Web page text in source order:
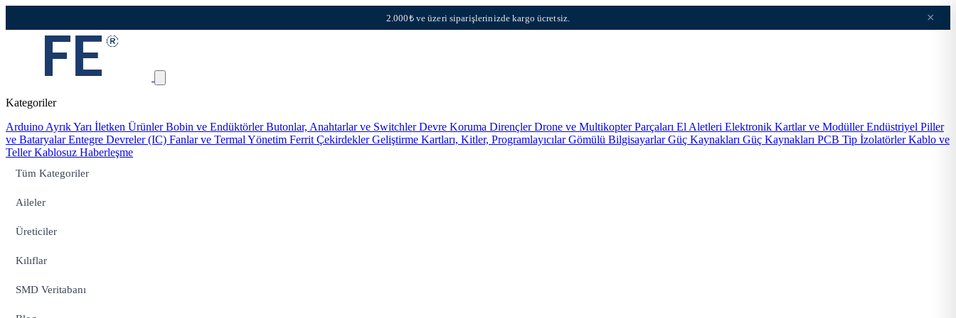
2.000₺ ve üzeri siparişlerinizde kargo ücretsiz. ×
Kategoriler
Arduino Ayrık Yarı İletken ÜrünlerBobin ve EndüktörlerButonlar, Anahtarlar ve SwitchlerDevre Koruma DirençlerDrone ve Multikopter Parçaları El Aletleri Elektronik Kartlar ve ModüllerEndüstriyel Piller
ve BataryalarEntegre Devreler (IC) Fanlar ve Termal Yönetim Ferrit ÇekirdeklerGeliştirme Kartları, Kitler, ProgramlayıcılarGömülü BilgisayarlarGüç Kaynakları Güç Kaynakları PCB Tip İzolatörlerKablo ve
TellerKablosuz Haberleşme
Tüm Kategoriler
Aileler
Üreticiler
Kılıflar
SMD Veritabanı